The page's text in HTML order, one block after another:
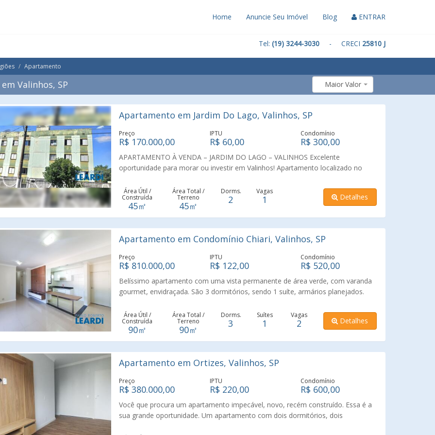
Home Anuncie Seu Imóvel Blog ENTRAR
Tel: (19) 3244-3030 - CRECI 25810 J
Apartamento
Valinhos, SP Maior Valor
Apartamento em Jardim Do Lago, Valinhos, SP
Preço
R$ 170.000,00
IPTU
R$ 60,00
Condomínio
R$ 300,00
APARTAMENTO À VENDA – JARDIM DO LAGO – VALINHOS Excelente
oportunidade para morar ou investir em Valinhos! Apartamento localizado no
privacidade e tranquilidade. O imóvel conta com: 02 dormitórios Sala para dois
ambientes Banheiro social Cozinha Lavanderia Ambientes bem distribuídos,
ideais para quem busca praticidade e conforto no dia a dia. Localização
comércios e serviços em geral Região completa, com toda infraestrutura
necessária para sua comodidade e qualidade de vida. Entre em contato para mais
informações e agende sua visita.
Área Útil /
Construída
45㎡
Área Total /
Terreno
45㎡
Dorms.
2
Vagas
1 Detalhes
Apartamento em Condomínio Chiari, Valinhos, SP
Preço
R$ 810.000,00
IPTU
R$ 122,00
Condomínio
R$ 520,00
Belíssimo apartamento com uma vista permanente de área verde, com varanda
gourmet, envidraçada. São 3 dormitórios, sendo 1 suíte, armários planejados.
com toda infraestrutura: Piscina, academia, salão de festas, salão de jogos,
playground. Lugar único para toda família! Agende sua visita! Venha conhecer
este charmoso e funcional apartamento.
Área Útil /
Construída
90㎡
Área Total /
Terreno
90㎡
Dorms.
3
Suítes
1
Vagas
2 Detalhes
Apartamento em Ortizes, Valinhos, SP
Preço
R$ 380.000,00
IPTU
R$ 220,00
Condomínio
R$ 600,00
Você que procura um apartamento impecável, novo, recém construído. Essa é a
sua grande oportunidade. Um apartamento com dois dormitórios, dois